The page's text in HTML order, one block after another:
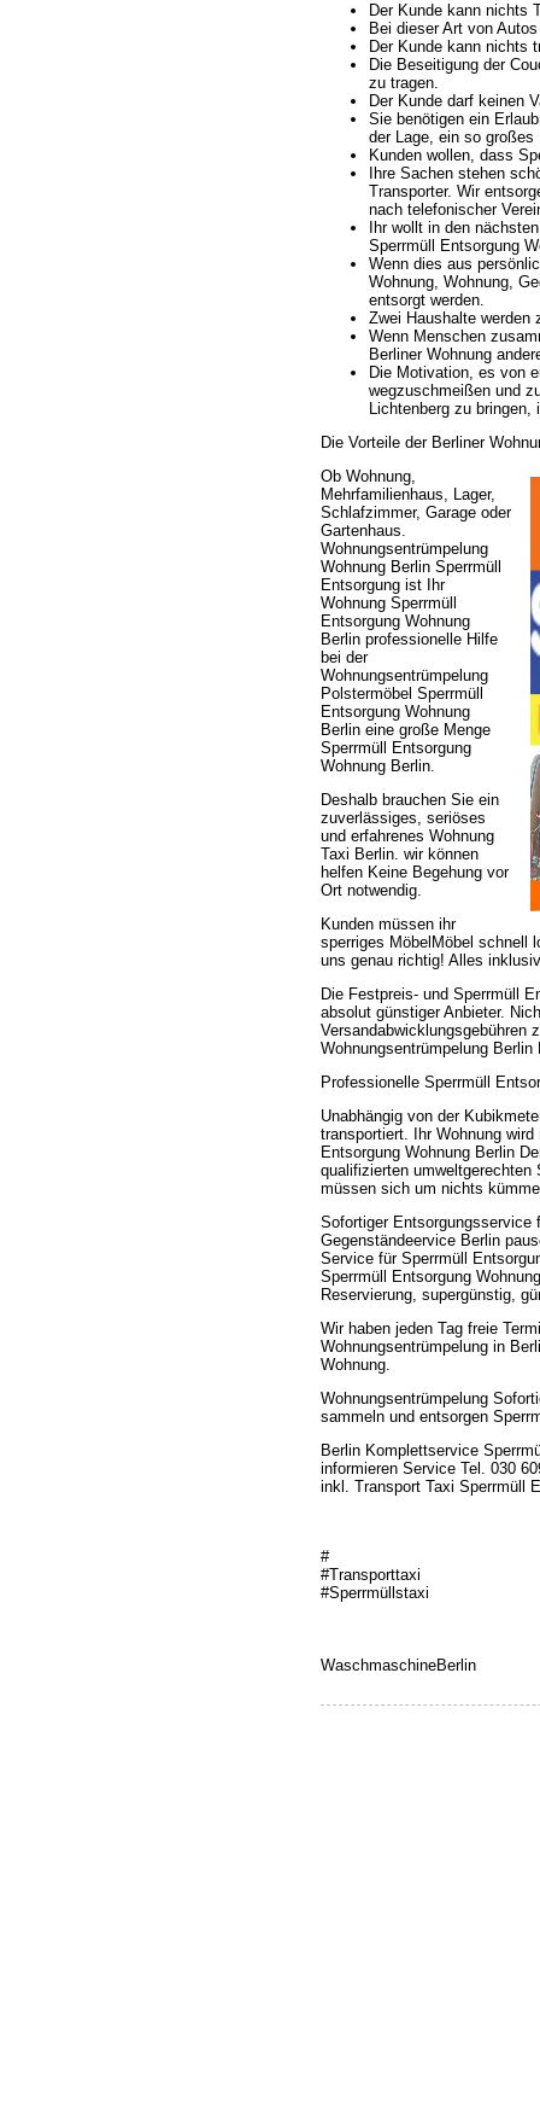
Der Kunde kann nichts
Bei dieser Art von
Der Kunde kann nichts
Die Beseitigung der
zu tragen.
Der Kunde darf keinen
Sie benötigen ein
der Lage, ein so großes
Kunden wollen, dass
Ihre Sachen stehen
Transporter. Wir
nach telefonischer
Ihr wollt in den
Sperrmüll Entsorgung
Wenn dies aus
Wohnung, Wohnung,
entsorgt werden.
Zwei Haushalte werden
Wenn Menschen
Berliner Wohnung
Die Motivation, es von
wegzuschmeißen und
Lichtenberg zu bringen,
Die Vorteile der Berliner
Ob Wohnung,
Mehrfamilienhaus, Lager,
Schlafzimmer, Garage oder
Gartenhaus.
Wohnungsentrümpelung
Wohnung Berlin Sperrmüll
Entsorgung ist Ihr
Wohnung Sperrmüll
Entsorgung Wohnung
Berlin professionelle Hilfe
bei der
Wohnungsentrümpelung
Polstermöbel Sperrmüll
Entsorgung Wohnung
Berlin eine große Menge
Sperrmüll Entsorgung
Wohnung Berlin.
Deshalb brauchen Sie ein
zuverlässiges, seriöses
und erfahrenes Wohnung
Taxi Berlin. wir können
helfen Keine Begehung vor
Ort notwendig.
Kunden müssen ihr
sperriges MöbelMöbel schnell
uns genau richtig! Alles
Die Festpreis- und Sperrmüll
absolut günstiger Anbieter.
Versandabwicklungsgebühren
Wohnungsentrümpelung
Professionelle Sperrmüll
Unabhängig von der
transportiert. Ihr Wohnung
Entsorgung Wohnung Berlin
qualifizierten umweltgerechten
müssen sich um nichts
Sofortiger Entsorgungsservice
Gegenständeervice Berlin
Service für Sperrmüll
Sperrmüll Entsorgung
Reservierung, supergünstig,
Wir haben jeden Tag freie
Wohnungsentrümpelung in
Wohnung.
Wohnungsentrümpelung
sammeln und entsorgen
Berlin Komplettservice
informieren Service Tel. 030
inkl. Transport Taxi Sperrmüll
#
#Transporttaxi
#Sperrmüllstaxi
WaschmaschineBerlin